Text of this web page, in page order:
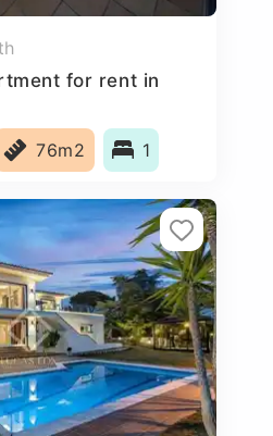
for rent in
76m2 1